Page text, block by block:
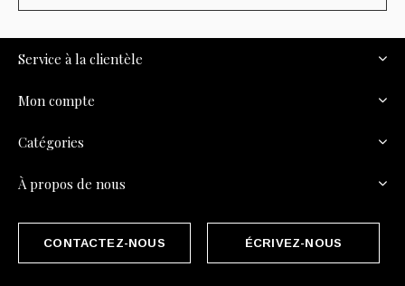
Service à la clientèle
Mon compte
Catégories
À propos de nous
CONTACTEZ-NOUS ÉCRIVEZ-NOUS